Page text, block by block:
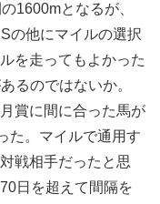
1600mとなるが、
の他にマイルの選択
を走ってもよかった
るのではないか。
賞に間に合った馬が
た。マイルで通用す
戦相手だったと思
日を超えて間隔を